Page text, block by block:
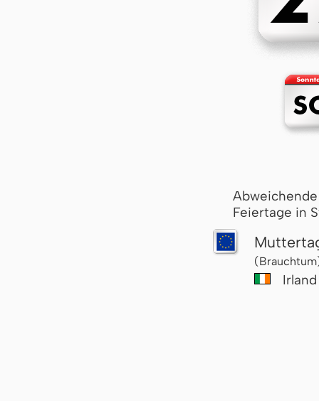
Feiertage in
Irland